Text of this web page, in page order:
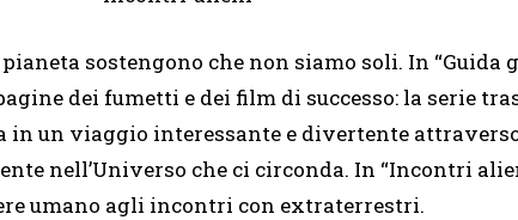
sostengono che non siamo soli. In “Guida
dei fumetti e dei film di successo: la serie
in un viaggio interessante e divertente
nell’Universo che ci circonda. In “Incontri
umano agli incontri con extraterrestri.